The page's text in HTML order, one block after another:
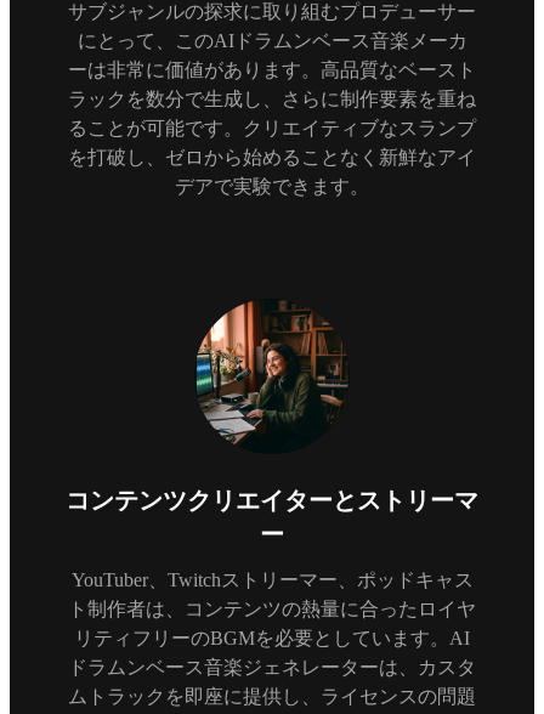
サブジャンルの探求に取り組むプロデューサー
にとって、このAIドラムンベース音楽メーカ
ーは非常に価値があります。高品質なベースト
ラックを数分で生成し、さらに制作要素を重ね
ることが可能です。クリエイティブなスランプ
を打破し、ゼロから始めることなく新鮮なアイ
デアで実験できます。
コンテンツクリエイターとストリーマ
ー
YouTuber、Twitchストリーマー、ポッドキャス
ト制作者は、コンテンツの熱量に合ったロイヤ
リティフリーのBGMを必要としています。AI
ドラムンベース音楽ジェネレーターは、カスタ
ムトラックを即座に提供し、ライセンスの問題